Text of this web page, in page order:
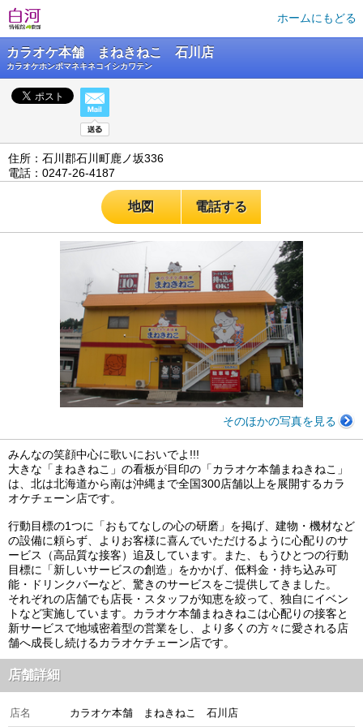
ホームにもどる
カラオケ本舗 まねきねこ 石川店
カラオケホンポマネキネコイシカワテン
住所：石川郡石川町鹿ノ坂336
電話：0247-26-4187
地図 電話する
そのほかの写真を見る
みんなの笑顔中心に歌いにおいでよ!!!
大きな「まねきねこ」の看板が目印の「カラオケ本舗まねきねこ」
は、北は北海道から南は沖縄まで全国300店舗以上を展開するカラ
オケチェーン店です。
行動目標の1つに「おもてなしの心の研磨」を掲げ、建物・機材など
の設備に頼らず、よりお客様に喜んでいただけるように心配りのサ
ービス（高品質な接客）追及しています。また、もうひとつの行動
目標に「新しいサービスの創造」をかかげ、低料金・持ち込み可
能・ドリンクバーなど、驚きのサービスをご提供してきました。
それぞれの店舗でも店長・スタッフが知恵を絞って、独自にイベン
トなど実施しています。カラオケ本舗まねきねこは心配りの接客と
新サービスで地域密着型の営業をし、より多くの方々に愛される店
舗へ成長し続けるカラオケチェーン店です。
店舗詳細
店名 カラオケ本舗 まねきねこ 石川店